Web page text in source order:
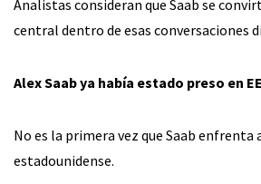
Analistas consideran que Saab se
central dentro de esas conversaciones
Alex Saab ya había estado preso en
No es la primera vez que Saab enfrenta
estadounidense.